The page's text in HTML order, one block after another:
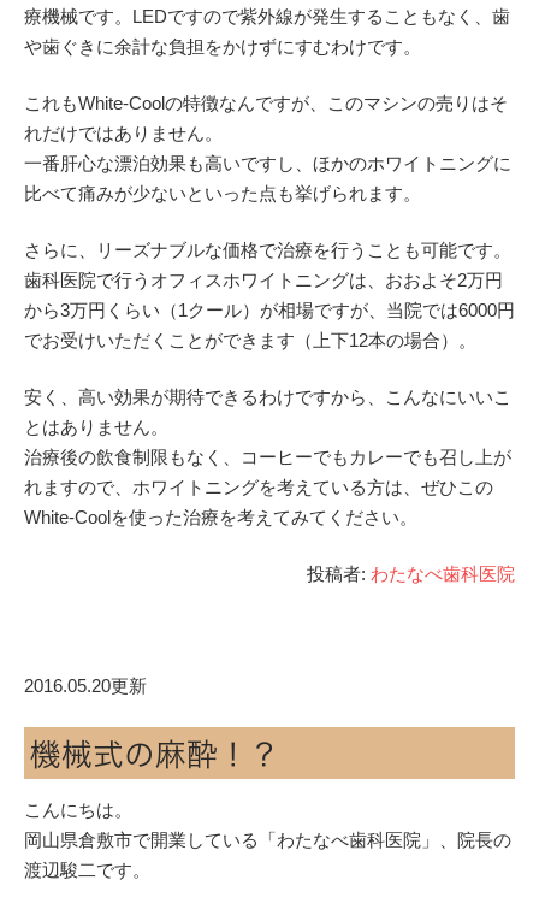
療機械です。LEDですので紫外線が発生することもなく、歯
や歯ぐきに余計な負担をかけずにすむわけです。
これもWhite-Coolの特徴なんですが、このマシンの売りはそ
れだけではありません。
一番肝心な漂泊効果も高いですし、ほかのホワイトニングに
比べて痛みが少ないといった点も挙げられます。
さらに、リーズナブルな価格で治療を行うことも可能です。
歯科医院で行うオフィスホワイトニングは、おおよそ2万円
から3万円くらい（1クール）が相場ですが、当院では6000円
でお受けいただくことができます（上下12本の場合）。
安く、高い効果が期待できるわけですから、こんなにいいこ
とはありません。
治療後の飲食制限もなく、コーヒーでもカレーでも召し上が
れますので、ホワイトニングを考えている方は、ぜひこの
White-Coolを使った治療を考えてみてください。
投稿者: わたなべ歯科医院
2016.05.20更新
機械式の麻酔！？
こんにちは。
岡山県倉敷市で開業している「わたなべ歯科医院」、院長の
渡辺駿二です。